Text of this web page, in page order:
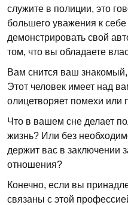
служите в полиции, это
большего уважения к
демонстрировать свой
том, что вы обладаете
Вам снится ваш
Этот человек имеет над
олицетворяет помехи или
Что в вашем сне делает
жизнь? Или без
держит вас в заключении
отношения?
Конечно, если вы
связаны с этой